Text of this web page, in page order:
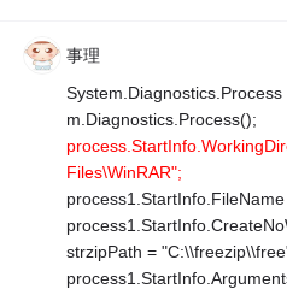
事理
m.Diagnostics.Process();
Files\WinRAR";
strzipPath =